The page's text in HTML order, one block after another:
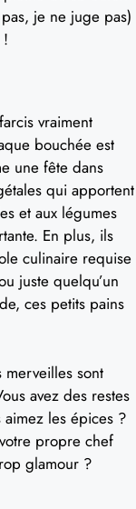
je ne juge pas)
vraiment
bouchée est
une fête dans
qui apportent
et aux légumes
En plus, ils
culinaire requise
juste quelqu’un
ces petits pains
merveilles sont
avez des restes
les épices ?
propre chef
glamour ?